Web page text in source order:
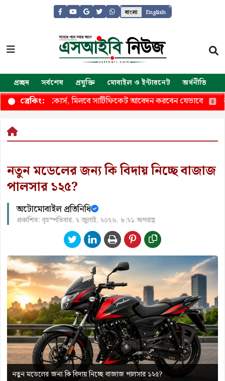
বাংলা English
প্রচ্ছদ সর্বশেষ প্রযুক্তি মোবাইল ও ইন্টারনেট অর্থনীতি
ব্রেকিং:
এআই কোর্স, মিলবে সার্টিফিকেট আবেদন করবেন যেভাবে
নতুন মডেলের জন্য কি বিদায় নিচ্ছে বাজাজ
পালসার ১২৫?
অটোমোবাইল প্রতিনিধি
প্রকাশিত: বৃহস্পতিবার, ২ জুলাই, ২০২৬, ৮:২১ অপরাহ্ণ
নতুন মডেলের জন্য কি বিদায় নিচ্ছে বাজাজ পালসার ১২৫?